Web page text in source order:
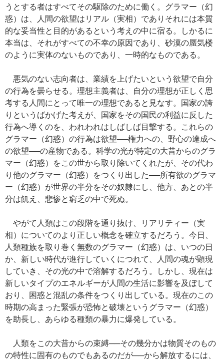
うとする者はすべてその駆除のために働く。グラマー（幻
惑）は、人間の欲望はリアル（実相）でありそれには本質
的な妥当性と目的があるという考えの中に宿る。しかるに
本当は、それがすべての不幸の原因であり、砂漠の蜃気楼
のように実体のないものであり、一時的なものである。
悪気のない志向者は、業績を上げたいという欲望で自分
の行為を曇らせる。理想主義者は、自分の理想が正しく思
考する人間にとって唯一の理想であると見なす。国家の誇
りというばかげた考えが、国家をその国民の利益に反した
行為へ導くのを、われわれはしばしば目撃する。これらの
グラマー（幻惑）の行為は欲望──権力への、野心の達成へ
の欲望──の産物である。科学の光が特定の大昔からのグラ
マー（幻惑）をこの世から取り除いてくれたが、その代わ
り他のグラマー（幻惑）をつくり出した──所有欲のグラマ
ー（幻惑）が世界の半分をその奴隷にし、他方、あとの半
分は飢え、悲惨と窮乏の中で死ぬ。
やがて人類はこの段階を通り抜け、リアリティー（実
相）についてのより正しい概念を確立するだろう。今日、
人類種族を取り巻く無数のグラマー（幻惑）は、いつの日
か、新しい時代が進行していくにつれて、人間の魂が顕現
していき、その光の中で溶解するだろう。しかし、現在は
新しいタイプのエネルギーが人間の生活に影響を及ぼして
おり、困惑と混乱の条件をつくり出している。現在のこの
時期の高まった緊張が恐怖と破壊というグラマー（幻惑）
を助長し、あらゆる種類の暴力に爆発している。
人類をこの大昔からの束縛──その幾分かは物質そのもの
の特性に固有のものでもあるのだが──から解放するには、